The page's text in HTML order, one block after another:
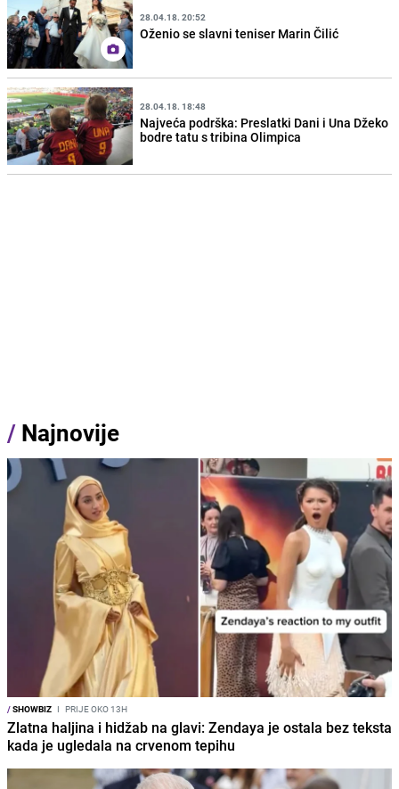
28.04.18. 20:52
Oženio se slavni teniser Marin Čilić
28.04.18. 18:48
Najveća podrška: Preslatki Dani i Una Džeko
bodre tatu s tribina Olimpica
/ Najnovije
/SHOWBIZ I PRIJE OKO 13H
Zlatna haljina i hidžab na glavi: Zendaya je ostala bez teksta
kada je ugledala na crvenom tepihu